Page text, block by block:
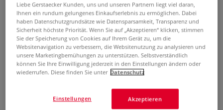
LEFRANC & BOURGEOIS feine
Ölfarbe Deluxe Holzkasten
Edles Ölfarben-Set im Holzkasten mit 10 Farben, Malmitteln,
Liebe Gerstaecker Kunden, uns und unseren Partnern liegt viel daran,
Ihnen ein rundum gelungenes Einkaufserlebnis zu ermöglichen. Dabei
haben Datenschutzgrundsätze wie Datensparsamkeit, Transparenz und
Sicherheit höchste Priorität. Wenn Sie auf „Akzeptieren“ klicken, stimmen
Sie der Speicherung von Cookies auf Ihrem Gerät zu, um die
Websitenavigation zu verbessern, die Websitenutzung zu analysieren und
unsere Marketingbemühungen zu unterstützen. Selbstverständlich
können Sie Ihre Einwilligung jederzeit in den Einstellungen ändern oder
wiederrufen. Diese finden Sie unter Datenschutz
Akzeptieren
Einstellungen